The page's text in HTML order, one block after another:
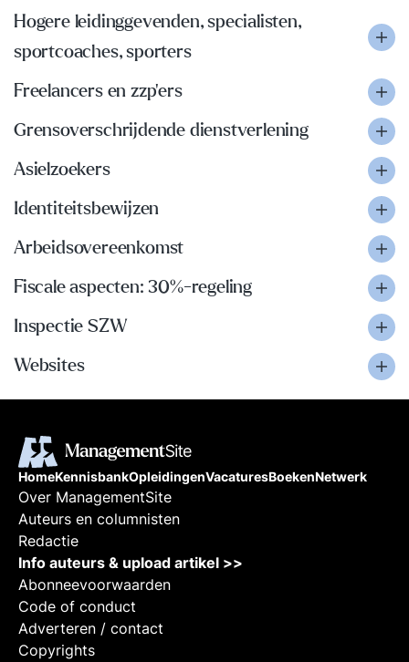
Hogere leidinggevenden, specialisten,
sportcoaches, sporters
Freelancers en zzp'ers
Grensoverschrijdende dienstverlening
Asielzoekers
Identiteitsbewijzen
Arbeidsovereenkomst
Fiscale aspecten: 30%-regeling
Inspectie SZW
Websites
HomeKennisbankOpleidingenVacaturesBoekenNetwerk
Over ManagementSite
Auteurs en columnisten
Redactie
Info auteurs & upload artikel >>
Abonneevoorwaarden
Code of conduct
Adverteren / contact
Copyrights